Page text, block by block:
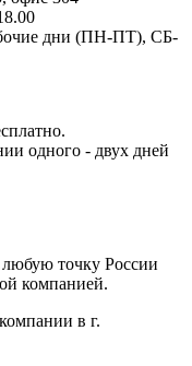
дни (ПН-ПТ), СБ-
одного - двух дней
любую точку России
компанией.
в г.